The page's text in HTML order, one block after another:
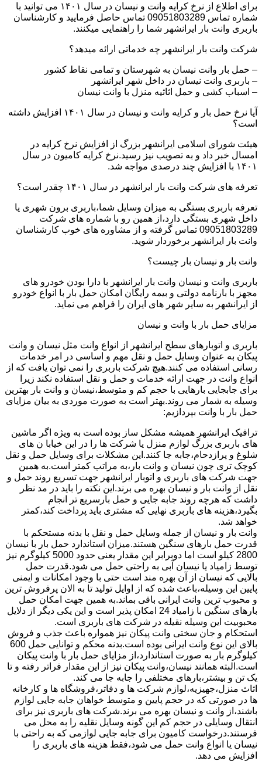
برای اطلاع از نرخ کرایه وانت و نیسان در سال ۱۴۰۱ می توانید با
شماره تماس 09051803289 تماس حاصل فرمایید و کارشناسان
باربری وانت بار ایرانشهر شما را راهنمایی میکنند.
شرکت وانت بار ایرانشهر چه خدماتی ارائه میدهد؟
– حمل بار وانت نیسان به شهرستان و تمامی نقاط کشور
– باربری وانت نیسان در داخل شهر ایرانشهر
– اسباب کشی و حمل اثاثیه منزل با وانت نیسان
آیا نرخ حمل بار و کرایه وانت و نیسان در سال ۱۴۰۱ افزایش داشته
است؟
هیئت شورای اسلامی ایرانشهر بزرگ از افزایش نرخ کرایه در
امسال خبر داد و به تصویب نیز رسید.نرخ کرایه کامیون در سال
۱۴۰۱ با افزایش چند درصدی مواجه شد.
تعرفه های شرکت وانت بار ایرانشهر در سال ۱۴۰۱ چقدر است؟
تعرفه باربری بستگی به میزان وسایل شما،باربری برون شهری یا
داخل شهری بستگی دارد،از همین رو با شماره های شرکت
09051803289 تماس گرفته و از مشاوره های خوب کارشناسان
وانت بار ایرانشهر برخوردار شوید.
وانت بار و نیسان بار چیست؟
باربری وانت و نیسان وانت بار ایرانشهر با دارا بودن خودرو های
مجهز با بارنامه دولتی و بیمه رایگان امکان حمل بار با انواع خودرو
از ایرانشهر به سایر شهر های ایران را فراهم می نماید.
مزایای حمل بار با وانت و نیسان
باربری و اتوبارهای سطح ایرانشهر از انواع وانت مثل نیسان و وانت
پیکان به عنوان وسایل حمل و نقل مهم و اساسی در امر خدمات
رسانی استفاده می کنند.هیچ شرکت باربری را نمی توان یافت که از
انواع وانت در جهت ارائه خدمات و حمل و نقل استفاده نکند زیرا
برای جابجایی بارهایی با حجم کم و متوسط،نیسان و وانت بار بهترین
وسیله به شمار می روند.بهتر است به صورت موردی به بیان مزایای
حمل بار با وانت بپردازیم:
ترافیک ایرانشهر همیشه مشکل ساز بوده است به ویژه اگر ماشین
های باربری بزرگ لوازم منزل یا شرکت ها را در این خیابا ن های
شلوغ و پرازدحام،جابه جا کنند.این مشکلات برای وسایل حمل و نقل
کوچک تری چون نیسان و وانت بار،به مراتب کمتر است.به همین
جهت شرکت های باربری و اتوبار ایرانشهر جهت تسریع روند حمل و
نقل از وانت بار و نیسان بهره می برند.این نکته را باید در مد نظر
داشت که هرچه روند جابه جایی و حمل بارسریع تر انجام
بگیرد،هزینه های باربری نهایی که مشتری باید پرداخت کند،کمتر
خواهد شد.
وانت بار و نیسان از جمله وسایل حمل و نقل با بدنه مستحکم با
قدرت حمل بارهای سنگین هستند.میزان استاندارد حمل بار با نیسان
2800 کیلو است اما دوبرابر این مقدار یعنی حدود 5000 کیلوگرم نیز
توسط زامیاد یا نیسان آبی به راحتی حمل می شود.قدرت حمل
بالایی که نیسان از آن بهره مند است حتی با وجود امکانات و ایمنی
پایین این وسیله،باعث شده که از اوایل تولید تا به الان پرفروش ترین
و محبوب ترین وانت ایرانی باقی بماند.به همین جهت امکان حمل
بارهای سنگین با زامیاد 24 امکان پذیر است و این یکی دیگر از دلایل
محبوبیت این وسیله نقیله در شرکت های باربری است.
استحکام و جان سختی وانت پیکان نیز همواره باعث جذب و فروش
بالای این نوع وانت ایرانی بوده است.بدنه محکم و توانایی حمل 600
کیلوگرم بار به صورت استاندارد،از مزایای حمل بار با وانت پیکان
است.البته همانند نیسان،وانت پیکان نیز از این مقدار فراتر رفته و تا
یک تن و بیشتر،بارهای مختلفی را جابه جا می کند.
اثاث منزل،جهیزیه،لوازم شرکت ها و دفاتر،فروشگاه ها و کارخانه
ها در صورتی که در حجم پایین و متوسط خواهان جابه جایی لوازم
باشند،از وانت و نیسان بهره می برند.شرکت های باربری نیز برای
انتقال وسایلی در حجم کم این گونه وسایل نقلیه را به محل می
فرستند.درخواست کامیون برای جابه جایی لوازمی که به راحتی با
نیسان یا انواع وانت حمل می شود،فقط هزینه های باربری را
افزایش می دهد.